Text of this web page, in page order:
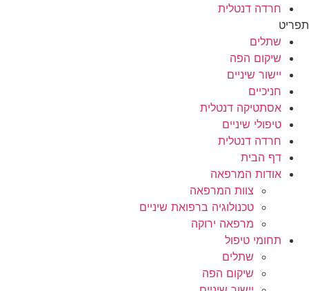
חרדה דנטלית
תפריט
שתלים
שיקום הפה
יישור שיניים
חניכיים
אסתטיקה דנטלית
טיפולי שיניים
חרדה דנטלית
דף הבית
אודות המרפאה
צוות המרפאה
טכנולוגיה ברפואת שיניים
מרפאה ירוקה
תחומי טיפול
שתלים
שיקום הפה